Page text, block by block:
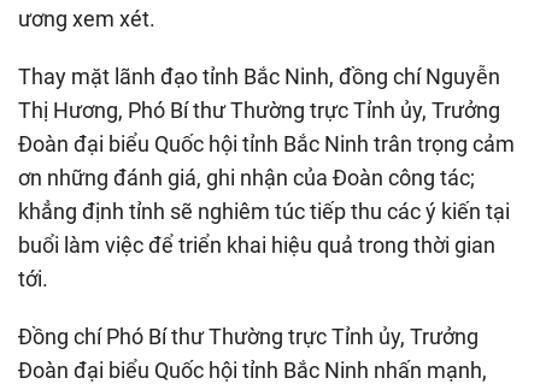
ương xem xét.
Thay mặt lãnh đạo tỉnh Bắc Ninh, đồng chí Nguyễn
Thị Hương, Phó Bí thư Thường trực Tỉnh ủy, Trưởng
Đoàn đại biểu Quốc hội tỉnh Bắc Ninh trân trọng cảm
ơn những đánh giá, ghi nhận của Đoàn công tác;
khẳng định tỉnh sẽ nghiêm túc tiếp thu các ý kiến tại
buổi làm việc để triển khai hiệu quả trong thời gian
tới.
Đồng chí Phó Bí thư Thường trực Tỉnh ủy, Trưởng
Đoàn đại biểu Quốc hội tỉnh Bắc Ninh nhấn mạnh,